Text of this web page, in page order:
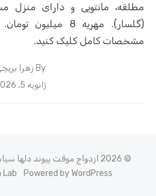
مطلقه، مانتویی و دارای
(گلسار). مهریه 8
مشخصات کامل کلیک کنید.
By زهرا
Posted
ژانویه 5, 2026
© 2026 ازدواج موقت پیوند دلها
Powered by WordPress
Lab